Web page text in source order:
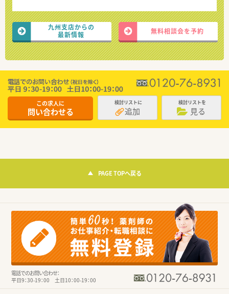
九州支店からの
最新情報
無料相談会を予約
この求人に
問い合わせる
検討リストに
追加
検討リストを
見る
PAGE TOPへ戻る
電話でのお問い合わせ：
平日9：30-19：00 土日10：00-19：00